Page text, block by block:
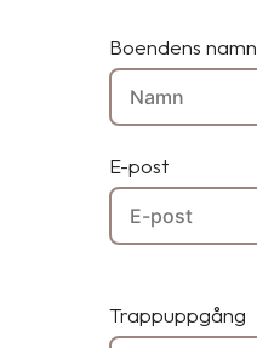
Boendens namn
E-post
Trappuppgång